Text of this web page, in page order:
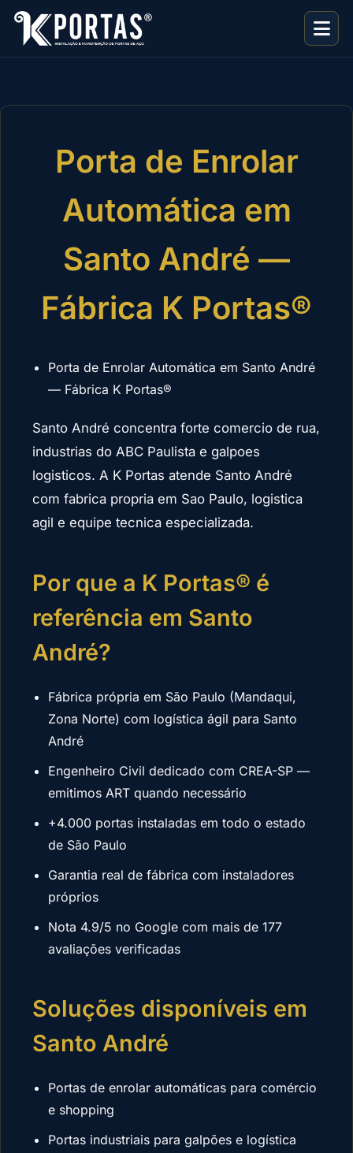
Porta de Enrolar
Automática em
Santo André —
Fábrica K Portas®
Porta de Enrolar Automática em Santo André
— Fábrica K Portas®
Santo André concentra forte comercio de rua,
industrias do ABC Paulista e galpoes
logisticos. A K Portas atende Santo André
com fabrica propria em Sao Paulo, logistica
agil e equipe tecnica especializada.
Por que a K Portas® é
referência em Santo
André?
Fábrica própria em São Paulo (Mandaqui,
Zona Norte) com logística ágil para Santo
André
Engenheiro Civil dedicado com CREA-SP —
emitimos ART quando necessário
+4.000 portas instaladas em todo o estado
de São Paulo
Garantia real de fábrica com instaladores
próprios
Nota 4.9/5 no Google com mais de 177
avaliações verificadas
Soluções disponíveis em
Santo André
Portas de enrolar automáticas para comércio
e shopping
Portas industriais para galpões e logística